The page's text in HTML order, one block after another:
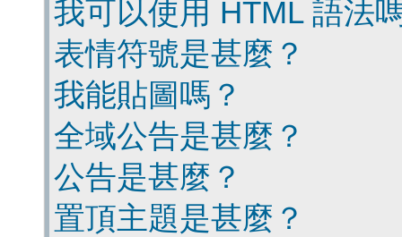
我可以使用 HTML 語法
表情符號是甚麼？
我能貼圖嗎？
全域公告是甚麼？
公告是甚麼？
置頂主題是甚麼？